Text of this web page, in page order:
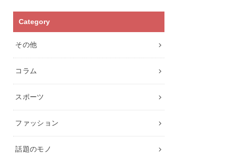
Category
その他
コラム
スポーツ
ファッション
話題のモノ